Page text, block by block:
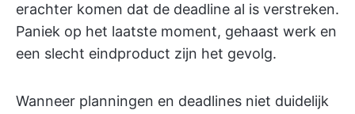
erachter komen dat de deadline al is verstreken.
Paniek op het laatste moment, gehaast werk en
een slecht eindproduct zijn het gevolg.
Wanneer planningen en deadlines niet duidelijk